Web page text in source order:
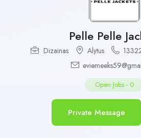
Pelle Pelle
Dizainas Alytus
Open Jobs - 0
Private Message